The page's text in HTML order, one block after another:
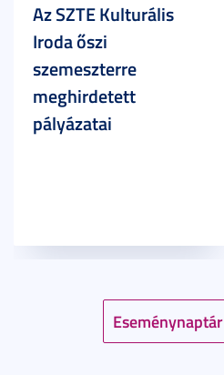
Eseménynaptár
Az SZTE Kulturális
Iroda őszi
szemeszterre
meghirdetett
pályázatai